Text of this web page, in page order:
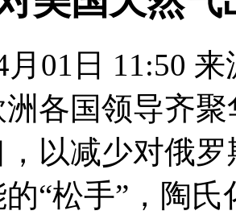
月01日 11:50
洲各国领导齐
以减少对俄
“松手”，陶